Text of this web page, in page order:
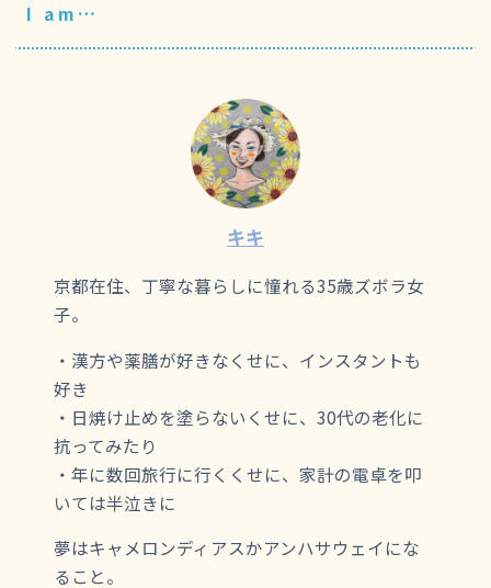
I am…
キキ
京都在住、丁寧な暮らしに憧れる35歳ズボラ女
子。
・漢方や薬膳が好きなくせに、インスタントも
好き
・日焼け止めを塗らないくせに、30代の老化に
抗ってみたり
・年に数回旅行に行くくせに、家計の電卓を叩
いては半泣きに
夢はキャメロンディアスかアンハサウェイにな
ること。